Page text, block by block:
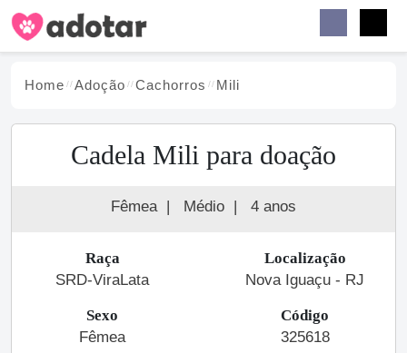
Home Adoção Cachorros Mili
Cadela Mili para doação
Fêmea | Médio | 4 anos
Raça
SRD-ViraLata
Localização
Nova Iguaçu - RJ
Sexo
Fêmea
Código
325618